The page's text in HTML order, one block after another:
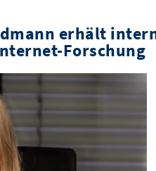
erhält
Forschung